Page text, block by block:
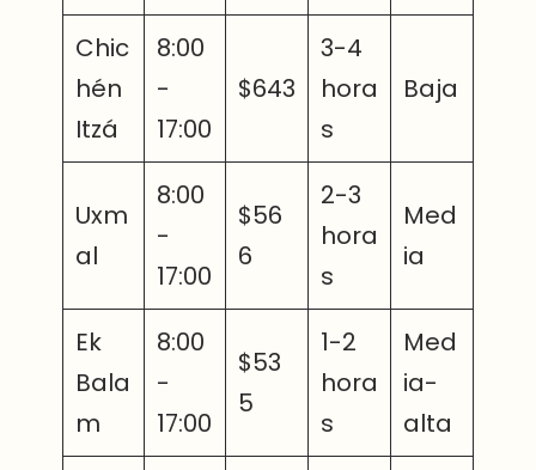
Chic
hén
Itzá
8:00
-
17:00
$643
3-4
hora
s
Baja
Uxm
al
8:00
-
17:00
$56
6
2-3
hora
s
Med
ia
Ek
Bala
m
8:00
-
17:00
$53
5
1-2
hora
s
Med
ia-
alta